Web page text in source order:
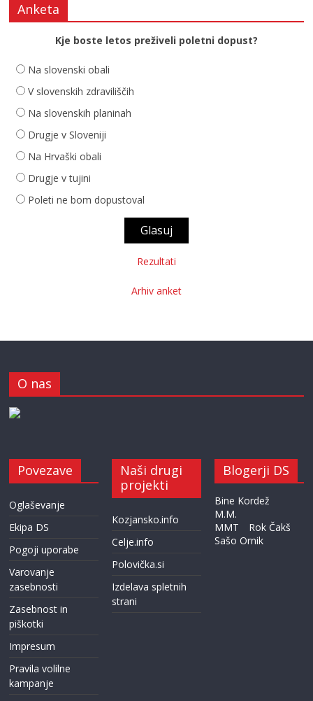
Anketa
Kje boste letos preživeli poletni dopust?
Na slovenski obali
V slovenskih zdraviliščih
Na slovenskih planinah
Drugje v Sloveniji
Na Hrvaški obali
Drugje v tujini
Poleti ne bom dopustoval
Rezultati
Arhiv anket
O nas
Povezave
Oglaševanje
Ekipa DS
Pogoji uporabe
Varovanje
zasebnosti
Zasebnost in
piškotki
Impresum
Pravila volilne
kampanje
Naši drugi
projekti
Kozjansko.info
Celje.info
Polovička.si
Izdelava spletnih
strani
Blogerji DS
Bine Kordež
M.M.
MMT
Rok Čakš
Sašo Ornik